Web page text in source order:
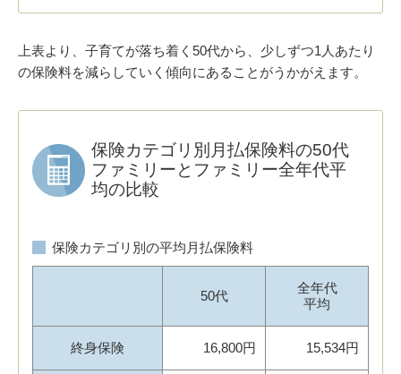
上表より、子育てが落ち着く50代から、少しずつ1人あたり
の保険料を減らしていく傾向にあることがうかがえます。
保険カテゴリ別月払保険料の50代
ファミリーとファミリー全年代平
均の比較
保険カテゴリ別の平均月払保険料
50代
全年代
平均
終身保険 16,800円 15,534円